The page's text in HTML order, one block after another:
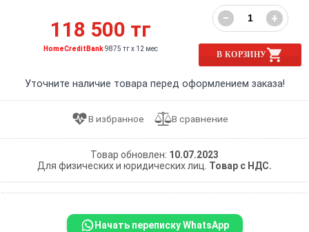
118 500 тг
HomeCreditBank9875 тг x 12 мес
− +
В КОРЗИНУ
Уточните наличие товара перед оформлением заказа!
Товар обновлен: 10.07.2023
Для физических и юридических лиц. Товар с НДС.
Начать переписку WhatsApp